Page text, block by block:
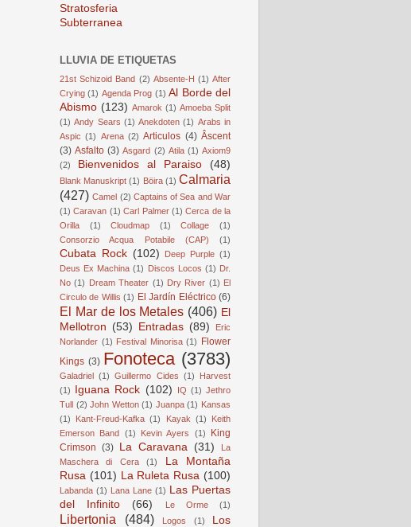
Stratosferia
Subterranea
LLUVIA DE ETIQUETAS
21st Schizoid Band (2) Absente-H (1) After
Crying (1) Agenda Prog (1) Al Borde del
Abismo (123) Amarok (1) Amoeba Split
(1) Andy Sears (1) Anekdoten (1) Arabs in
Aspic (1) Arena (2) Articulos (4) Âscent
(3) Asfalto (3) Asgard (2) Atila (1) Axiom9
(2)
Bienvenidos al Paraiso (48)
Blank Manuskript (1) Böira (1) Calmaria
(427) Camel (2) Captains of Sea and War
(1) Caravan (1) Carl Palmer (1) Cerca de la
Orilla
(1) Cloudmap (1) Collage
(1)
Consorzio Acqua Potabile (CAP)
(1)
Cubata Rock (102) Deep Purple (1)
Deus Ex Machina (1) Discos Locos (1) Dr.
No (1) Dream Theater (1) Dry River (1) El
Circulo de Willis (1) El Jardín Eléctrico (6)
El Mar de los Metales (406) El
Mellotron (53) Entradas (89)
Eric
Norlander (1) Festival Minorisa (1) Flower
Kings (3) Fonoteca (3783)
Galadriel (1) Guillermo Cides (1)
Harvest
(1) Iguana Rock (102) IQ (1) Jethro
Tull (2) John Wetton (1) Juanpa (1) Kansas
(1)
Kant-Freud-Kafka (1) Kayak (1)
Keith
Emerson Band (1) Kevin Ayers (1)
King
Crimson (3) La Caravana (31)
La
Maschera di Cera
(1)
La Montaña
Rusa (101) La Ruleta Rusa (100)
Labanda (1) Lana Lane (1) Las Puertas
del Infinito
(66) Le Orme (1)
Libertonia (484) Logos (1)
Los